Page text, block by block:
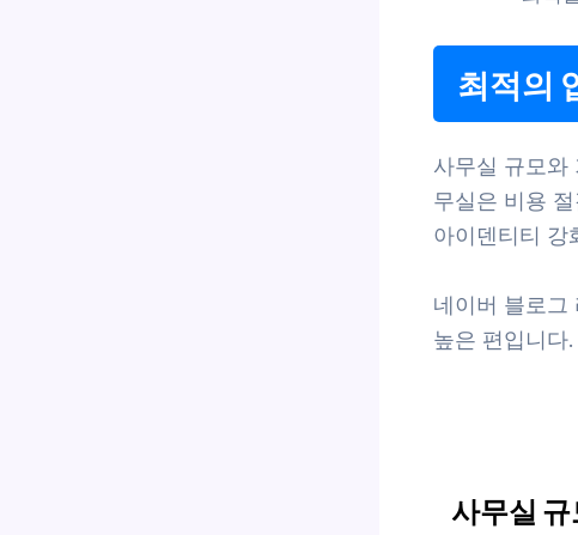
최적의
사무실 규모와
무실은 비용
아이덴티티 강
네이버 블로그
높은 편입니다.
사무실